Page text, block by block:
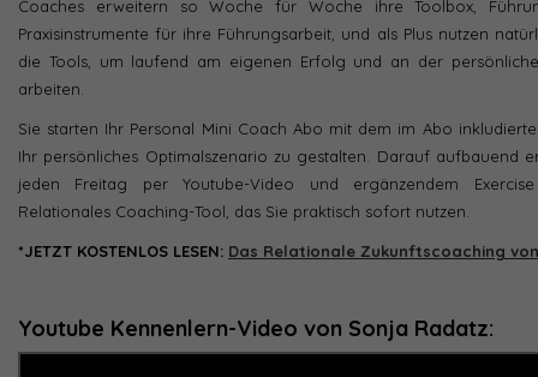
Coaches erweitern so Woche für Woche ihre Toolbox,
Praxisinstrumente für ihre Führungsarbeit, und als Plus nutzen
die Tools, um laufend am eigenen Erfolg und an der
arbeiten.
Sie starten Ihr Personal Mini Coach Abo mit dem im Abo
Ihr persönliches Optimalszenario zu gestalten. Darauf aufbauend
jeden Freitag per Youtube-Video und ergänzendem
Relationales Coaching-Tool, das Sie praktisch sofort nutzen.
*JETZT KOSTENLOS LESEN: Das Relationale Zukunftscoaching
Youtube Kennenlern-Video von Sonja Radatz: